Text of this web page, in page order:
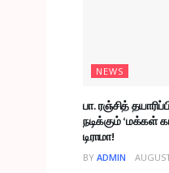
NEWS
பா. ரஞ்சித்
நடிக்கும்
டிராமா!
BY ADMIN